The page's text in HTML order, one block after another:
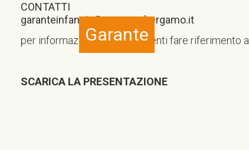
Garante
CONTATTI
garanteinfanzia@comune.bergamo.it
per informazioni e appuntamenti fare riferimento al
SCARICA LA PRESENTAZIONE